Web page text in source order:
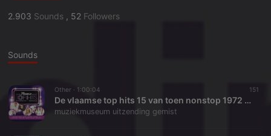
2.903 Sounds , 52 Followers
Sounds
Other · 1:00:04 151
De vlaamse top hits 15 van toen nonstop 1972 week 18
muziekmuseum uitzending gemist